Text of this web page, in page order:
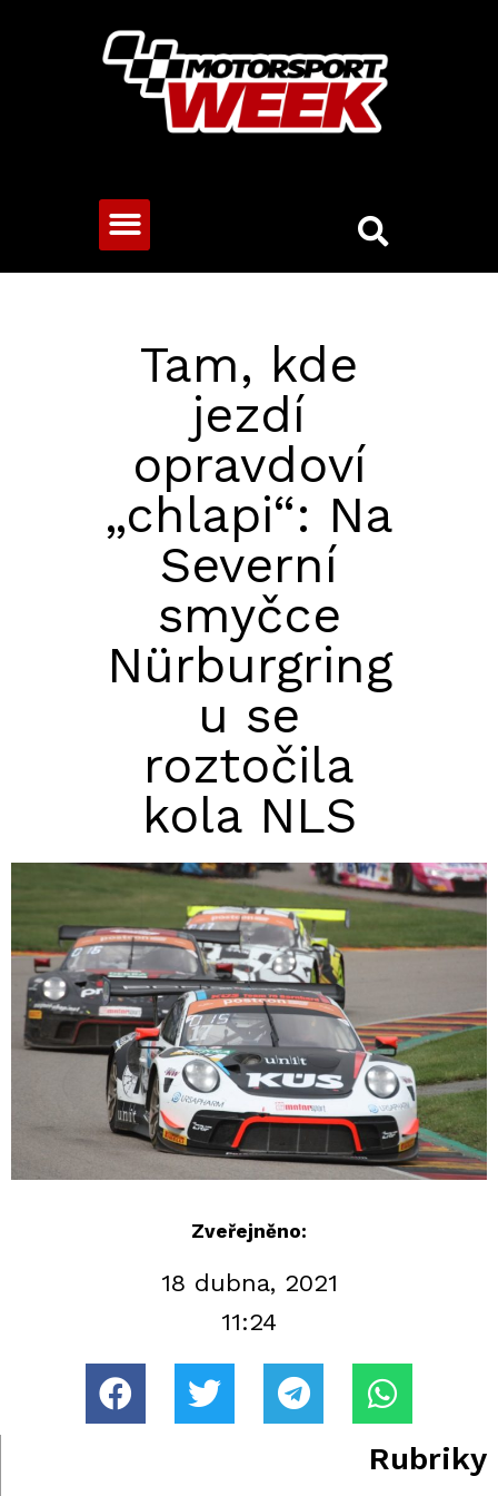
Tam, kde
jezdí
opravdoví
„chlapi“: Na
Severní
smyčce
Nürburgring
u se
roztočila
kola NLS
Zveřejněno:
18 dubna, 2021
11:24
Rubriky